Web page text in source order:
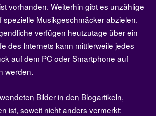
vorhanden. Weiterhin gibt es unzählige
spezielle Musikgeschmäcker abzielen.
verfügen heutzutage über ein
des Internets kann mittlerweile jedes
auf dem PC oder Smartphone auf
werden.
Bilder in den Blogartikeln,
ist, soweit nicht anders vermerkt: